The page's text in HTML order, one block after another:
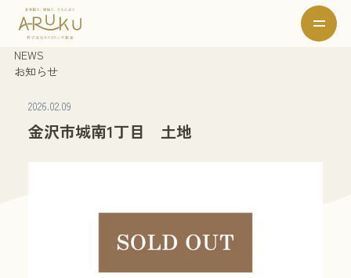
NEWS
お知らせ
2026.02.09
金沢市城南1丁目 土地